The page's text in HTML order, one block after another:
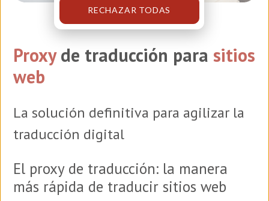
RECHAZAR TODAS
Proxyde traducción parasitios
web
La solución definitiva para agilizar la
traducción digital
El proxy de traducción: la manera
más rápida de traducir sitios web